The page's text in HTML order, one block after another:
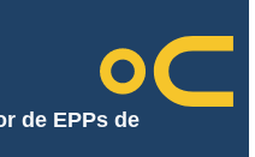
de EPPs de